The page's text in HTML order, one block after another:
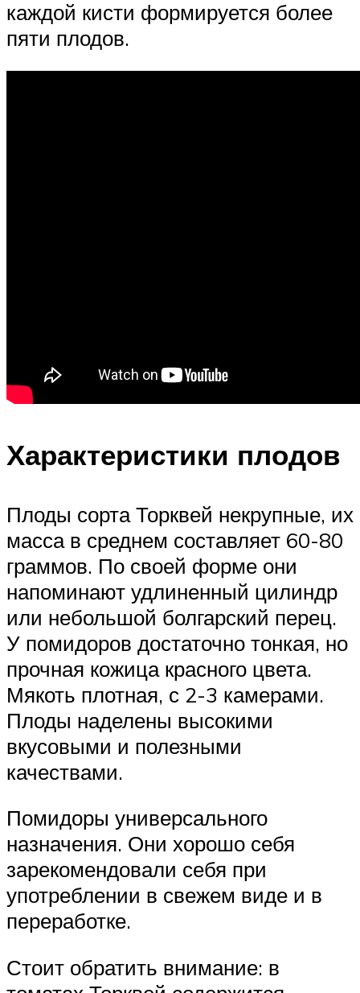
каждой кисти формируется более
пяти плодов.
Характеристики плодов
Плоды сорта Торквей некрупные, их
масса в среднем составляет 60-80
граммов. По своей форме они
напоминают удлиненный цилиндр
или небольшой болгарский перец.
У помидоров достаточно тонкая, но
прочная кожица красного цвета.
Мякоть плотная, с 2-3 камерами.
Плоды наделены высокими
вкусовыми и полезными
качествами.
Помидоры универсального
назначения. Они хорошо себя
зарекомендовали себя при
употреблении в свежем виде и в
переработке.
Стоит обратить внимание: в